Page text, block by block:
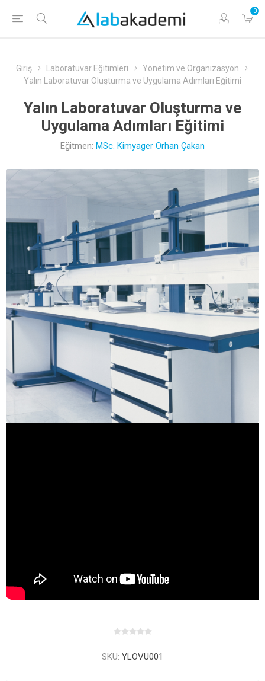
0
Giriş Laboratuvar Eğitimleri
Yönetim ve Organizasyon
Yalın Laboratuvar Oluşturma ve Uygulama Adımları Eğitimi
Yalın Laboratuvar Oluşturma ve
Uygulama Adımları Eğitimi
Eğitmen: MSc. Kimyager Orhan Çakan
SKU: YLOVU001